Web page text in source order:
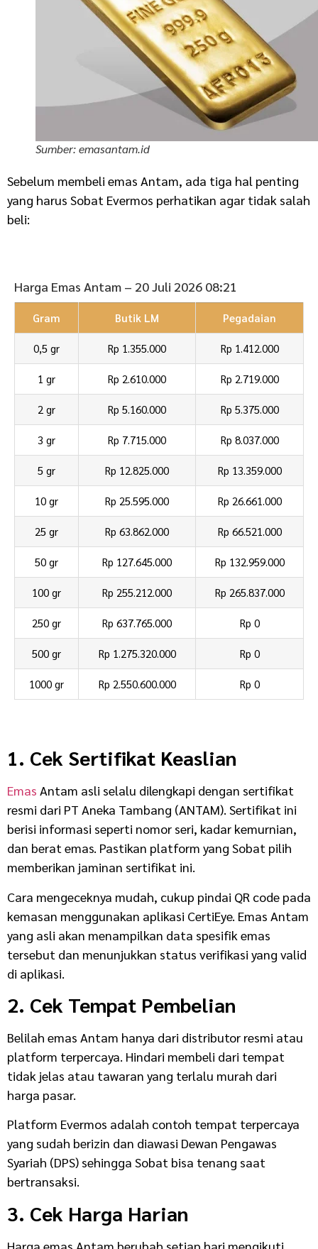
Sumber: emasantam.id
Sebelum membeli emas Antam, ada tiga hal penting
yang harus Sobat Evermos perhatikan agar tidak salah
beli:
Harga Emas Antam – 20 Juli 2026 08:21
Gram Butik LM Pegadaian
0,5 gr Rp 1.355.000 Rp 1.412.000
1 gr Rp 2.610.000 Rp 2.719.000
2 gr Rp 5.160.000 Rp 5.375.000
3 gr Rp 7.715.000 Rp 8.037.000
5 gr Rp 12.825.000 Rp 13.359.000
10 gr Rp 25.595.000 Rp 26.661.000
25 gr Rp 63.862.000 Rp 66.521.000
50 gr Rp 127.645.000 Rp 132.959.000
100 gr Rp 255.212.000 Rp 265.837.000
250 gr Rp 637.765.000 Rp 0
500 gr Rp 1.275.320.000 Rp 0
1000 gr Rp 2.550.600.000 Rp 0
1. Cek Sertifikat Keaslian
Emas Antam asli selalu dilengkapi dengan sertifikat
resmi dari PT Aneka Tambang (ANTAM). Sertifikat ini
berisi informasi seperti nomor seri, kadar kemurnian,
dan berat emas. Pastikan platform yang Sobat pilih
memberikan jaminan sertifikat ini.
Cara mengeceknya mudah, cukup pindai QR code pada
kemasan menggunakan aplikasi CertiEye. Emas Antam
yang asli akan menampilkan data spesifik emas
tersebut dan menunjukkan status verifikasi yang valid
di aplikasi.
2. Cek Tempat Pembelian
Belilah emas Antam hanya dari distributor resmi atau
platform terpercaya. Hindari membeli dari tempat
tidak jelas atau tawaran yang terlalu murah dari
harga pasar.
Platform Evermos adalah contoh tempat terpercaya
yang sudah berizin dan diawasi Dewan Pengawas
Syariah (DPS) sehingga Sobat bisa tenang saat
bertransaksi.
3. Cek Harga Harian
Harga emas Antam berubah setiap hari mengikuti